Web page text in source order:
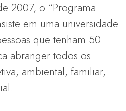
2007, o “Programa
em uma universidade
que tenham 50
abranger todos os
ambiental, familiar,